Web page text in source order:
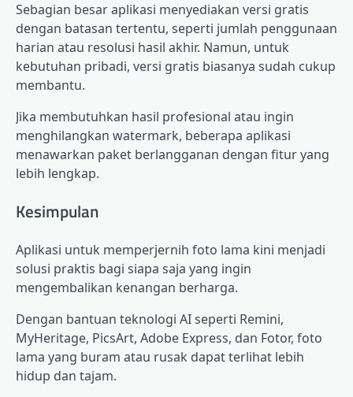
Sebagian besar aplikasi menyediakan versi gratis
dengan batasan tertentu, seperti jumlah penggunaan
harian atau resolusi hasil akhir. Namun, untuk
kebutuhan pribadi, versi gratis biasanya sudah cukup
membantu.
Jika membutuhkan hasil profesional atau ingin
menghilangkan watermark, beberapa aplikasi
menawarkan paket berlangganan dengan fitur yang
lebih lengkap.
Kesimpulan
Aplikasi untuk memperjernih foto lama kini menjadi
solusi praktis bagi siapa saja yang ingin
mengembalikan kenangan berharga.
Dengan bantuan teknologi AI seperti Remini,
MyHeritage, PicsArt, Adobe Express, dan Fotor, foto
lama yang buram atau rusak dapat terlihat lebih
hidup dan tajam.